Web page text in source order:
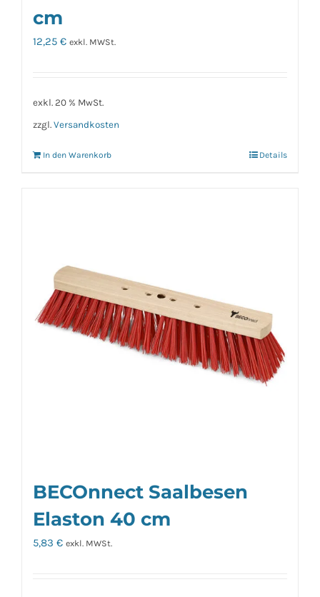
cm
12,25 € exkl. MWSt.
exkl. 20 % MwSt.
zzgl. Versandkosten
In den Warenkorb Details
BECOnnect Saalbesen
Elaston 40 cm
5,83 € exkl. MWSt.